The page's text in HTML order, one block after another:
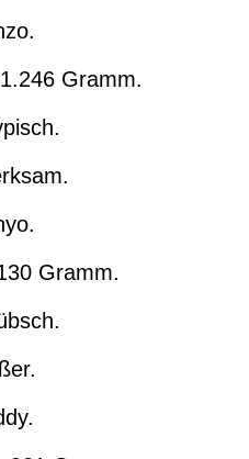
Gramm.
Gramm.